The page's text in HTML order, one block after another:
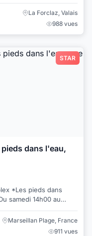
La Forclaz, Valais
988 vues
STAR
dans l'eau,
*Les pieds dans
Marseillan Plage, France
911 vues